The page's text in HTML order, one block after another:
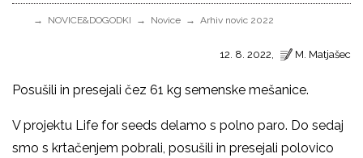
NOVICE&DOGODKI Novice Arhiv novic 2022
12. 8. 2022, M. Matjašec
Posušili in presejali čez 61 kg semenske mešanice.
V projektu Life for seeds delamo s polno paro. Do sedaj
smo s krtačenjem pobrali, posušili in presejali polovico